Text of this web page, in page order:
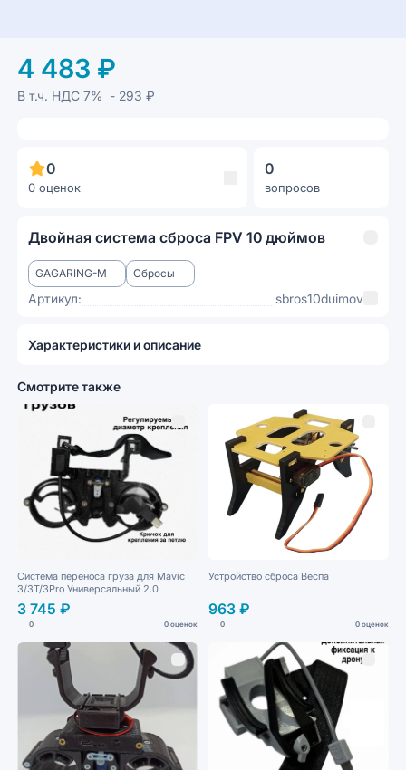
4 483 ₽
В т.ч. НДС7% - 293 ₽
0
0 оценок
0
вопросов
Двойная система сброса FPV 10 дюймов
GAGARING-M Сбросы
Артикул: sbros10duimov
Характеристики и описание
Смотрите также
Система переноса груза для Mavic
3/3T/3Pro Универсальный 2.0
3 745 ₽
0 0 оценок
Устройство сброса Веспа
963 ₽
0 0 оценок